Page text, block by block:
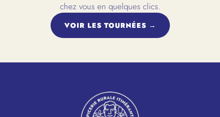
chez vous en quelques clics.
VOIR LES TOURNÉES →